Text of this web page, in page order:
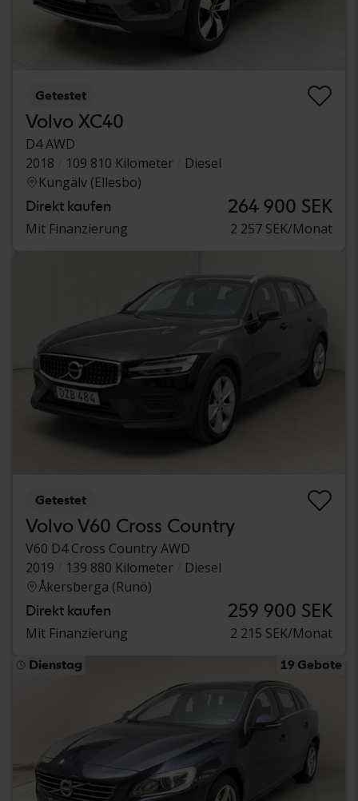
Getestet
Volvo XC40
D4 AWD
2018
109 810 Kilometer
Diesel
Kungälv (Ellesbo)
Direkt kaufen 264 900 SEK
Mit Finanzierung 2 257 SEK/Monat
Getestet
Volvo V60 Cross Country
V60 D4 Cross Country AWD
2019
139 880 Kilometer
Diesel
Åkersberga (Runö)
Direkt kaufen 259 900 SEK
Mit Finanzierung 2 215 SEK/Monat
Dienstag 19 Gebote